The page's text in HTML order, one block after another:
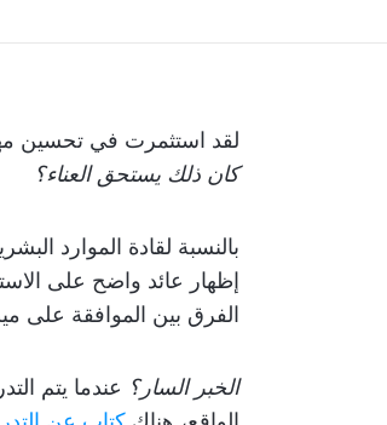
لقد استثمرت في تحسين
كان ذلك يستحق العناء؟
بالنسبة لقادة الموارد
إظهار عائد واضح على
الفرق بين الموافقة على
الخبر السار؟ عندما يتم